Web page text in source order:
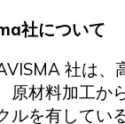
社について
社は、
原材料加工か
ルを有してい